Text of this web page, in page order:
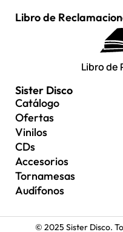
Libro de
Libro de
Sister Disco
Catálogo
Ofertas
Vinilos
CDs
Accesorios
Tornamesas
Audífonos
© 2025 Sister Disco.